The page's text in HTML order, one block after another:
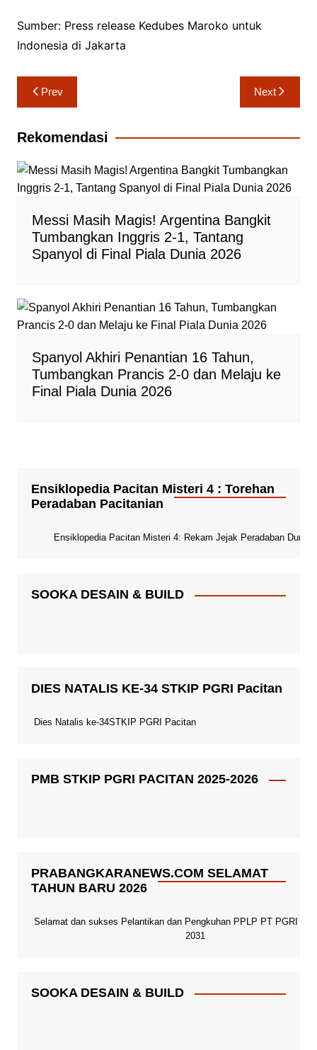
Sumber: Press release Kedubes Maroko untuk
Indonesia di Jakarta
Navigasi
pos
Prev Next
Rekomendasi
Messi Masih Magis! Argentina Bangkit
Tumbangkan Inggris 2-1, Tantang
Spanyol di Final Piala Dunia 2026
Spanyol Akhiri Penantian 16 Tahun,
Tumbangkan Prancis 2-0 dan Melaju ke
Final Piala Dunia 2026
Ensiklopedia Pacitan Misteri 4 : Torehan
Peradaban Pacitanian
Ensiklopedia Pacitan Misteri 4: Rekam Jejak Peradaban Dunia
SOOKA DESAIN & BUILD
DIES NATALIS KE-34 STKIP PGRI Pacitan
Dies Natalis ke-34STKIP PGRI Pacitan
PMB STKIP PGRI PACITAN 2025-2026
PRABANGKARANEWS.COM SELAMAT
TAHUN BARU 2026
Selamat dan sukses Pelantikan dan Pengkuhan PPLP PT PGRI
2031
SOOKA DESAIN & BUILD